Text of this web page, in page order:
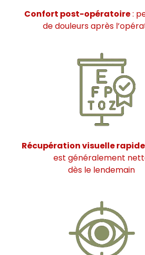
Confort post-opératoire:
de douleurs après
Récupération visuellerapide
est généralement
dès le lendemain